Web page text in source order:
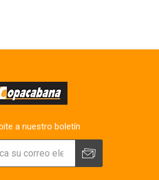
a nuestro boletín